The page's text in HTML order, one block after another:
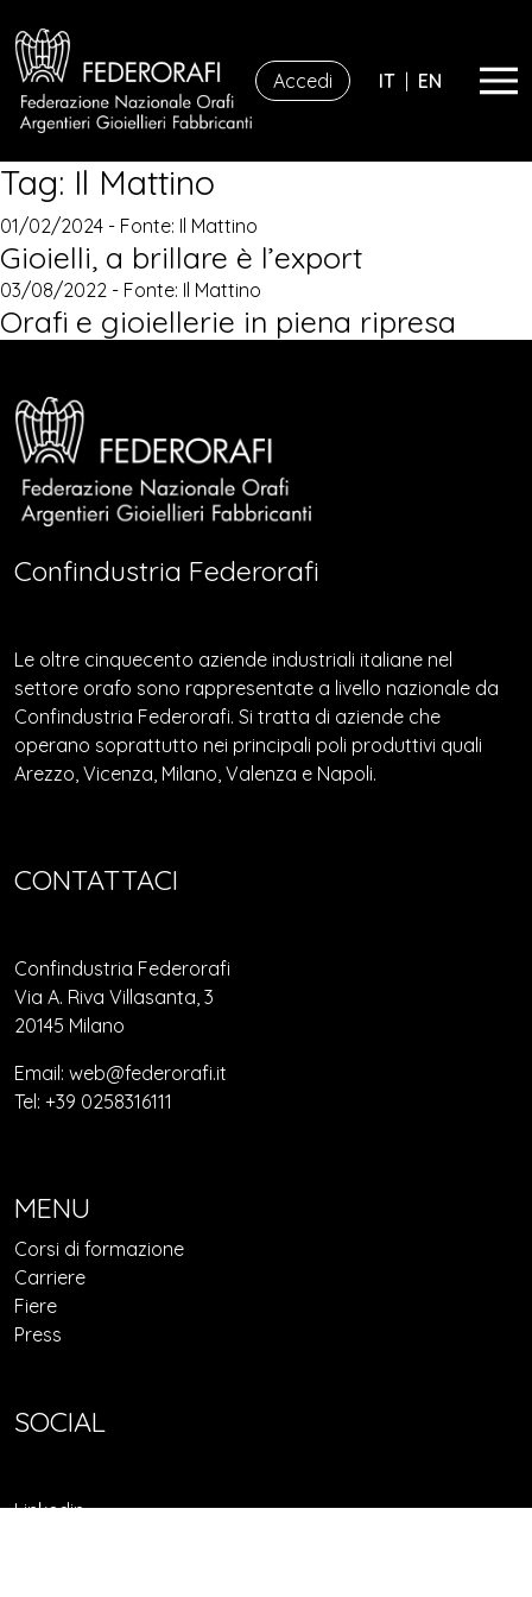
Accedi IT | EN
Tag: Il Mattino
01/02/2024 - Fonte: Il Mattino
Gioielli, a brillare è l’export
03/08/2022 - Fonte: Il Mattino
Orafi e gioiellerie in piena ripresa
Confindustria Federorafi
Le oltre cinquecento aziende industriali italiane nel
settore orafo sono rappresentate a livello nazionale da
Confindustria Federorafi. Si tratta di aziende che
operano soprattutto nei principali poli produttivi quali
Arezzo, Vicenza, Milano, Valenza e Napoli.
CONTATTACI
Confindustria Federorafi
Via A. Riva Villasanta, 3
20145 Milano
Email: web@federorafi.it
Tel: +39 0258316111
MENU
Corsi di formazione
Carriere
Fiere
Press
SOCIAL
Linkedin